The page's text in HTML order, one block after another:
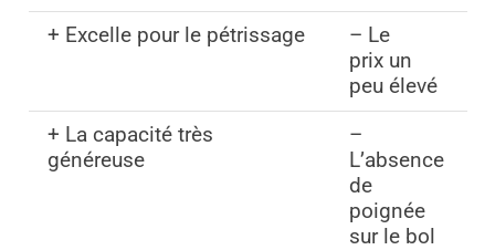
+ Excelle pour le pétrissage
– Le
prix un
peu élevé
+ La capacité très
généreuse
–
L’absence
de
poignée
sur le bol